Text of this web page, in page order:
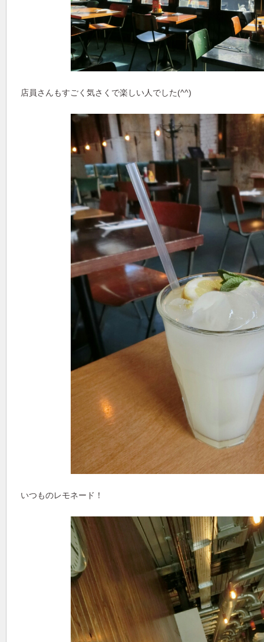
店員さんもすごく気さくで楽しい人でした(^^)
いつものレモネード！